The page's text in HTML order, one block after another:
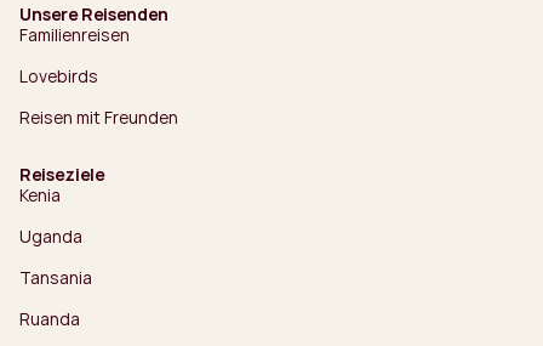
Unsere Reisenden
Familienreisen
Lovebirds
Reisen mit Freunden
Reiseziele
Kenia
Uganda
Tansania
Ruanda